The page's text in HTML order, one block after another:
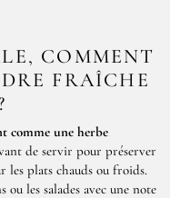
COMMENT
FRAÎCHE
comme une herbe
de servir pour préserver
les plats chauds ou froids.
ou les salades avec une note